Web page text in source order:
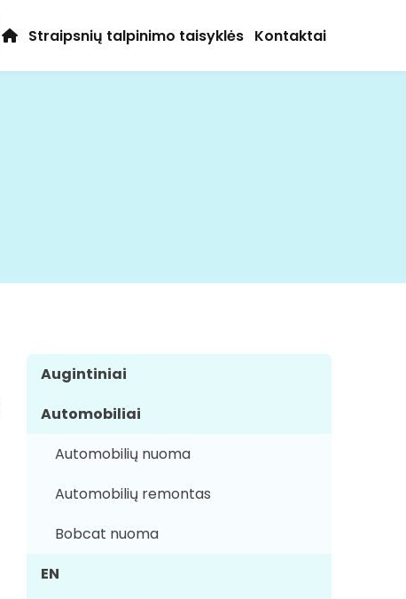
Straipsnių talpinimo taisyklės Kontaktai
Augintiniai
Automobiliai
Automobilių nuoma
Automobilių remontas
Bobcat nuoma
EN